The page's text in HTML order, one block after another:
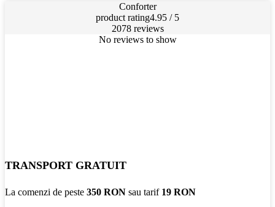
Conforter
product rating4.95 / 5
2078 reviews
No reviews to show
TRANSPORT GRATUIT
La comenzi de peste 350 RON sau tarif 19 RON